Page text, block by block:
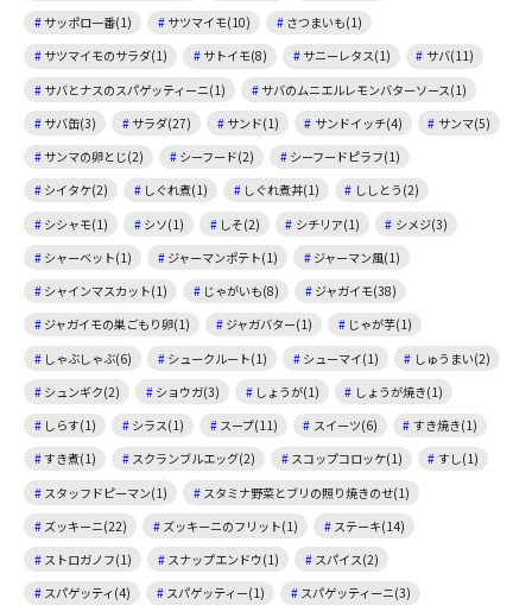
サッポロ一番(1)
サツマイモ(10)
さつまいも(1)
サツマイモのサラダ(1)
サトイモ(8) サニーレタス(1)
サバ(11)
サバとナスのスパゲッティーニ(1)
サバのムニエルレモンバターソース(1)
サバ缶(3)
サラダ(27) サンド(1) サンドイッチ(4)
サンマ(5)
サンマの卵とじ(2)
シーフード(2)
シーフードピラフ(1)
シイタケ(2)
しぐれ煮(1) しぐれ煮丼(1)
ししとう(2)
シシャモ(1)
シソ(1) しそ(2) シチリア(1)
シメジ(3)
シャーベット(1)
ジャーマンポテト(1)
ジャーマン風(1)
シャインマスカット(1)
じゃがいも(8)
ジャガイモ(38)
ジャガイモの巣ごもり卵(1)
ジャガバター(1)
じゃが芋(1)
しゃぶしゃぶ(6)
シュークルート(1) シューマイ(1)
しゅうまい(2)
シュンギク(2)
ショウガ(3) しょうが(1)
しょうが焼き(1)
しらす(1)
シラス(1) スープ(11) スイーツ(6)
すき焼き(1)
すき煮(1)
スクランブルエッグ(2) スコップコロッケ(1)
すし(1)
スタッフドピーマン(1)
スタミナ野菜とブリの照り焼きのせ(1)
ズッキーニ(22)
ズッキーニのフリット(1)
ステーキ(14)
ストロガノフ(1)
スナップエンドウ(1)
スパイス(2)
スパゲッティ(4)
スパゲッティー(1) スパゲッティーニ(3)